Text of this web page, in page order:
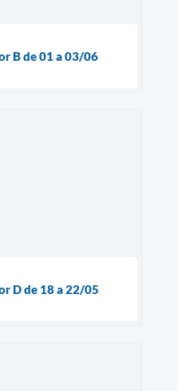
B de 01 a 03/06
D de 18 a 22/05